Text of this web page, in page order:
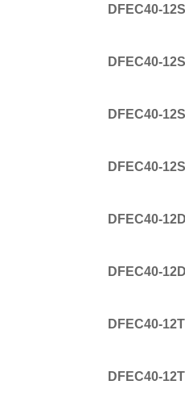
DFEC40-
DFEC40-
DFEC40-
DFEC40-
DFEC40-
DFEC40-
DFEC40-
DFEC40-